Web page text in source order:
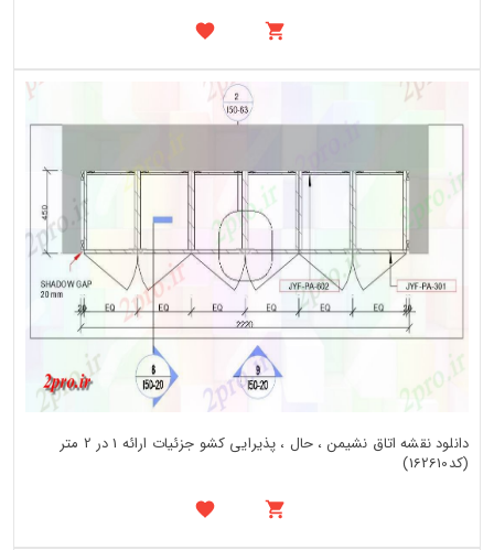
دانلود نقشه اتاق نشیمن ، حال ، پذیرایی کشو جزئیات ارائه 1 در 2 متر
(کد162610)